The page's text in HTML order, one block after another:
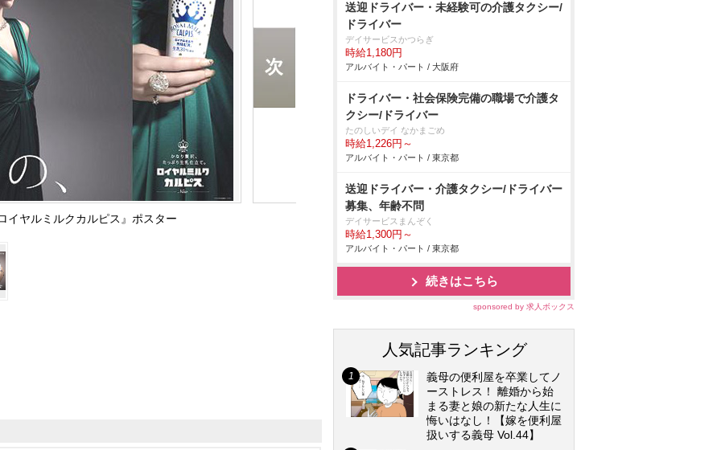
イヤルミルクカルピス』ポスター
送迎ドライバー・未経験可の介護タクシー/
ドライバー
デイサービスかつらぎ
時給1,180円
アルバイト・パート / 大阪府
ドライバー・社会保険完備の職場で介護タ
クシー/ドライバー
たのしいデイ なかまごめ
時給1,226円～
アルバイト・パート / 東京都
送迎ドライバー・介護タクシー/ドライバー
募集、年齢不問
デイサービスまんぞく
時給1,300円～
アルバイト・パート / 東京都
続きはこちら
sponsored by 求人ボックス
人気記事ランキング
義母の便利屋を卒業してノ
ーストレス！ 離婚から始
まる妻と娘の新たな人生に
悔いはなし！【嫁を便利屋
扱いする義母 Vol.44】